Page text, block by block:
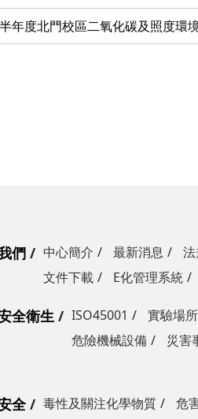
年度北門校區二氧化碳及照度環
們 中心簡介 最新消息
文件下載
E化管理系統
全衛生 ISO45001 實驗場
危險機械設備
災害
全 毒性及關注化學物質
危